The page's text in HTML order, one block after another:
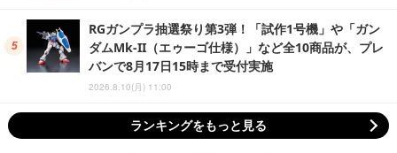
RGガンプラ抽選祭り第3弾！「試作1号機」や「ガン
ダムMk-II（エゥーゴ仕様）」など全10商品が、プレ
バンで8月17日15時まで受付実施
2026.8.10(月) 11:00
ランキングをもっと見る